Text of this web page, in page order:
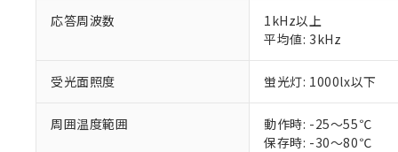
応答周波数
1kHz以上
平均値: 3kHz
受光面照度 蛍光灯: 1000lx以下
周囲温度範囲
動作時: -25～55℃
保存時: -30～80℃
在庫状況お
す。
マイパーツ
ている必要が
お客様が当
が、当社の
さい。
部品在庫の切り替
※3 非含有証明
下記の非含有証明
※2 環境保護使用
「ｅ」：有害物質
味します。
「－」：未確認で
たしません。
－